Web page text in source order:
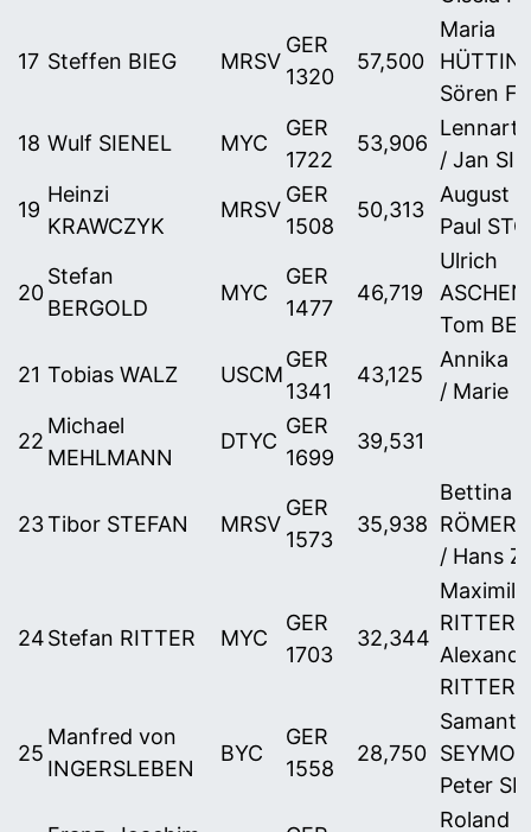
17 Steffen BIEG MRSV
GER
1320
57,500
Maria
Sören
18 Wulf SIENEL MYC
GER
1722
53,906
Lennart
/ Jan
19
Heinzi
KRAWCZYK
MRSV
GER
1508
50,313
August
Paul
20
Stefan
BERGOLD
MYC
GER
1477
46,719
Ulrich
Tom
21 Tobias WALZ USCM
GER
1341
43,125
Annika
/ Marie
22
Michael
MEHLMANN
DTYC
GER
1699
39,531
23Tibor STEFAN MRSV
GER
1573
35,938
Bettina
/ Hans
24Stefan RITTER MYC
GER
1703
32,344
RITTER /
RITTER
25
Manfred von
INGERSLEBEN
BYC
GER
1558
28,750
Peter
Roland